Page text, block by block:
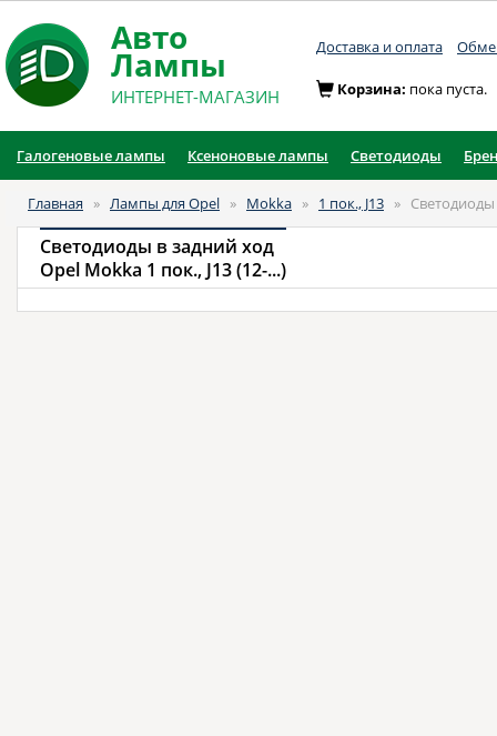
Авто
Лампы
ИНТЕРНЕТ-МАГАЗИН
Доставка и оплата
Корзина: пока пуста.
Галогеновые лампы Ксеноновые лампы Светодиоды
Главная » Лампы для Opel » Mokka » 1 пок., J13 »
Светодиоды в задний ход
Opel Mokka 1 пок., J13 (12-...)